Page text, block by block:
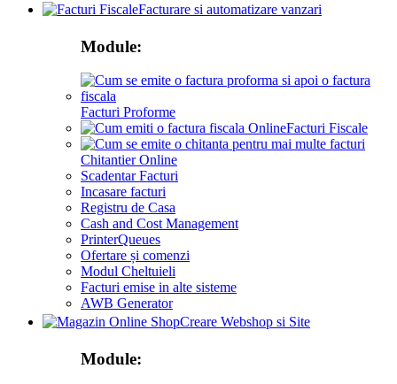
Facturare si automatizare vanzari
Module:
Facturi Proforme
Facturi Fiscale
Chitantier Online
Scadentar Facturi
Incasare facturi
Registru de Casa
Cash and Cost Management
PrinterQueues
Ofertare și comenzi
Modul Cheltuieli
Facturi emise in alte sisteme
AWB Generator
Creare Webshop si Site
Module: